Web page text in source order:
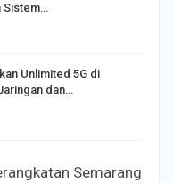
Sistem…
Unlimited 5G di
dan…
Semarang